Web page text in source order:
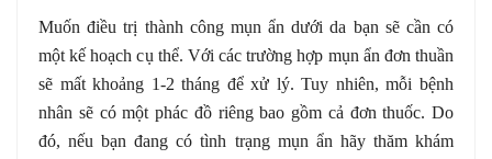
Muốn điều trị thành công mụn ẩn dưới da bạn sẽ cần có
một kế hoạch cụ thể. Với các trường hợp mụn ẩn đơn thuần
sẽ mất khoảng 1-2 tháng để xử lý. Tuy nhiên, mỗi bệnh
nhân sẽ có một phác đồ riêng bao gồm cả đơn thuốc. Do
đó, nếu bạn đang có tình trạng mụn ẩn hãy thăm khám